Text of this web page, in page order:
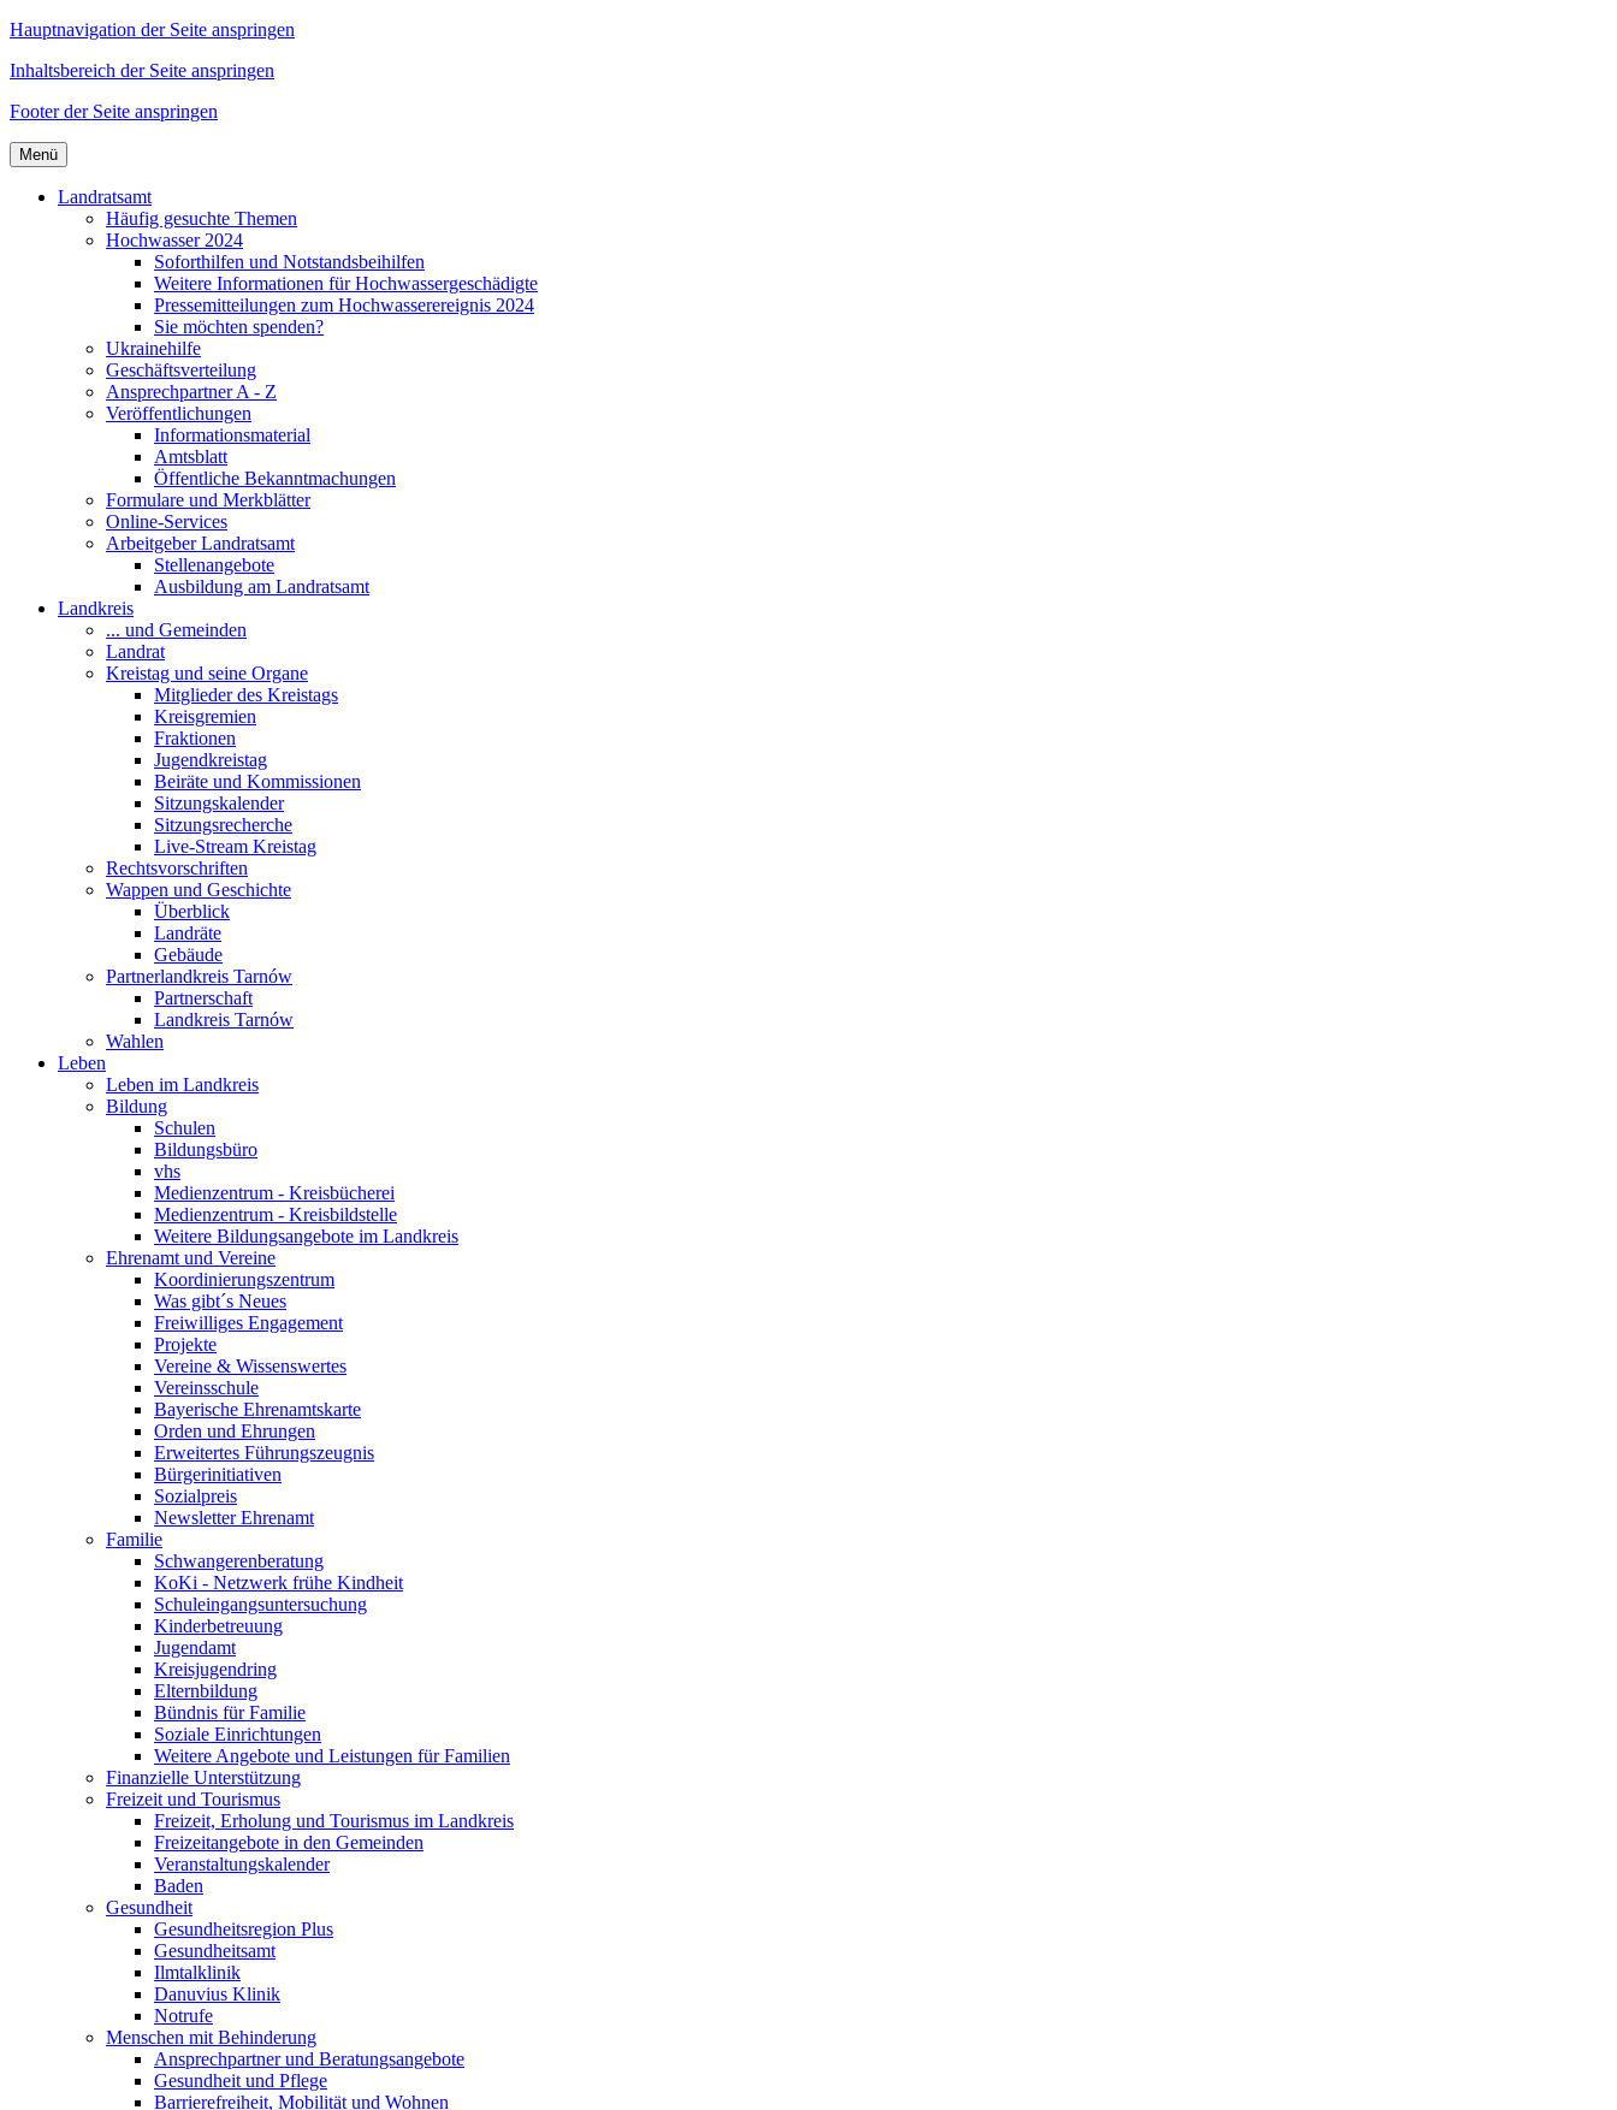
Hauptnavigation der Seite anspringen
Inhaltsbereich der Seite anspringen
Footer der Seite anspringen
Menü
Landratsamt
Häufig gesuchte Themen
Hochwasser 2024
Soforthilfen und Notstandsbeihilfen
Weitere Informationen für Hochwassergeschädigte
Pressemitteilungen zum Hochwasserereignis 2024
Sie möchten spenden?
Ukrainehilfe
Geschäftsverteilung
Ansprechpartner A - Z
Veröffentlichungen
Informationsmaterial
Amtsblatt
Öffentliche Bekanntmachungen
Formulare und Merkblätter
Online-Services
Arbeitgeber Landratsamt
Stellenangebote
Ausbildung am Landratsamt
Landkreis
... und Gemeinden
Landrat
Kreistag und seine Organe
Mitglieder des Kreistags
Kreisgremien
Fraktionen
Jugendkreistag
Beiräte und Kommissionen
Sitzungskalender
Sitzungsrecherche
Live-Stream Kreistag
Rechtsvorschriften
Wappen und Geschichte
Überblick
Landräte
Gebäude
Partnerlandkreis Tarnów
Partnerschaft
Landkreis Tarnów
Wahlen
Leben
Leben im Landkreis
Bildung
Schulen
Bildungsbüro
vhs
Medienzentrum - Kreisbücherei
Medienzentrum - Kreisbildstelle
Weitere Bildungsangebote im Landkreis
Ehrenamt und Vereine
Koordinierungszentrum
Was gibt´s Neues
Freiwilliges Engagement
Projekte
Vereine & Wissenswertes
Vereinsschule
Bayerische Ehrenamtskarte
Orden und Ehrungen
Erweitertes Führungszeugnis
Bürgerinitiativen
Sozialpreis
Newsletter Ehrenamt
Familie
Schwangerenberatung
KoKi - Netzwerk frühe Kindheit
Schuleingangsuntersuchung
Kinderbetreuung
Jugendamt
Kreisjugendring
Elternbildung
Bündnis für Familie
Soziale Einrichtungen
Weitere Angebote und Leistungen für Familien
Finanzielle Unterstützung
Freizeit und Tourismus
Freizeit, Erholung und Tourismus im Landkreis
Freizeitangebote in den Gemeinden
Veranstaltungskalender
Baden
Gesundheit
Gesundheitsregion Plus
Gesundheitsamt
Ilmtalklinik
Danuvius Klinik
Notrufe
Menschen mit Behinderung
Ansprechpartner und Beratungsangebote
Gesundheit und Pflege
Barrierefreiheit, Mobilität und Wohnen